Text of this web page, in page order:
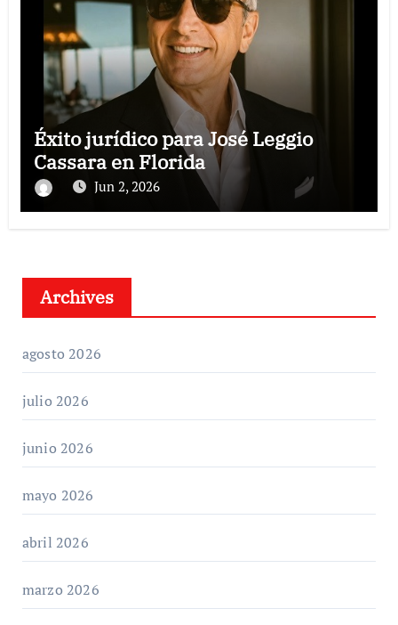
Éxito jurídico para José Leggio
Cassara en Florida
Jun 2, 2026
Archives
agosto 2026
julio 2026
junio 2026
mayo 2026
abril 2026
marzo 2026